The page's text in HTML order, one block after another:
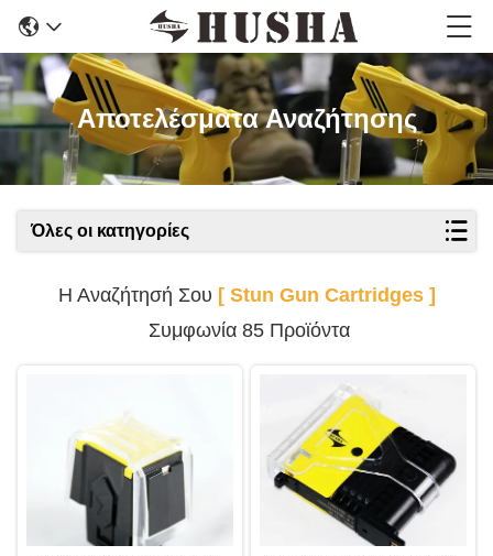
Αποτελέσματα Αναζήτησης
Όλες οι κατηγορίες
Η Αναζήτησή Σου [ Stun Gun Cartridges ]
Συμφωνία 85 Προϊόντα